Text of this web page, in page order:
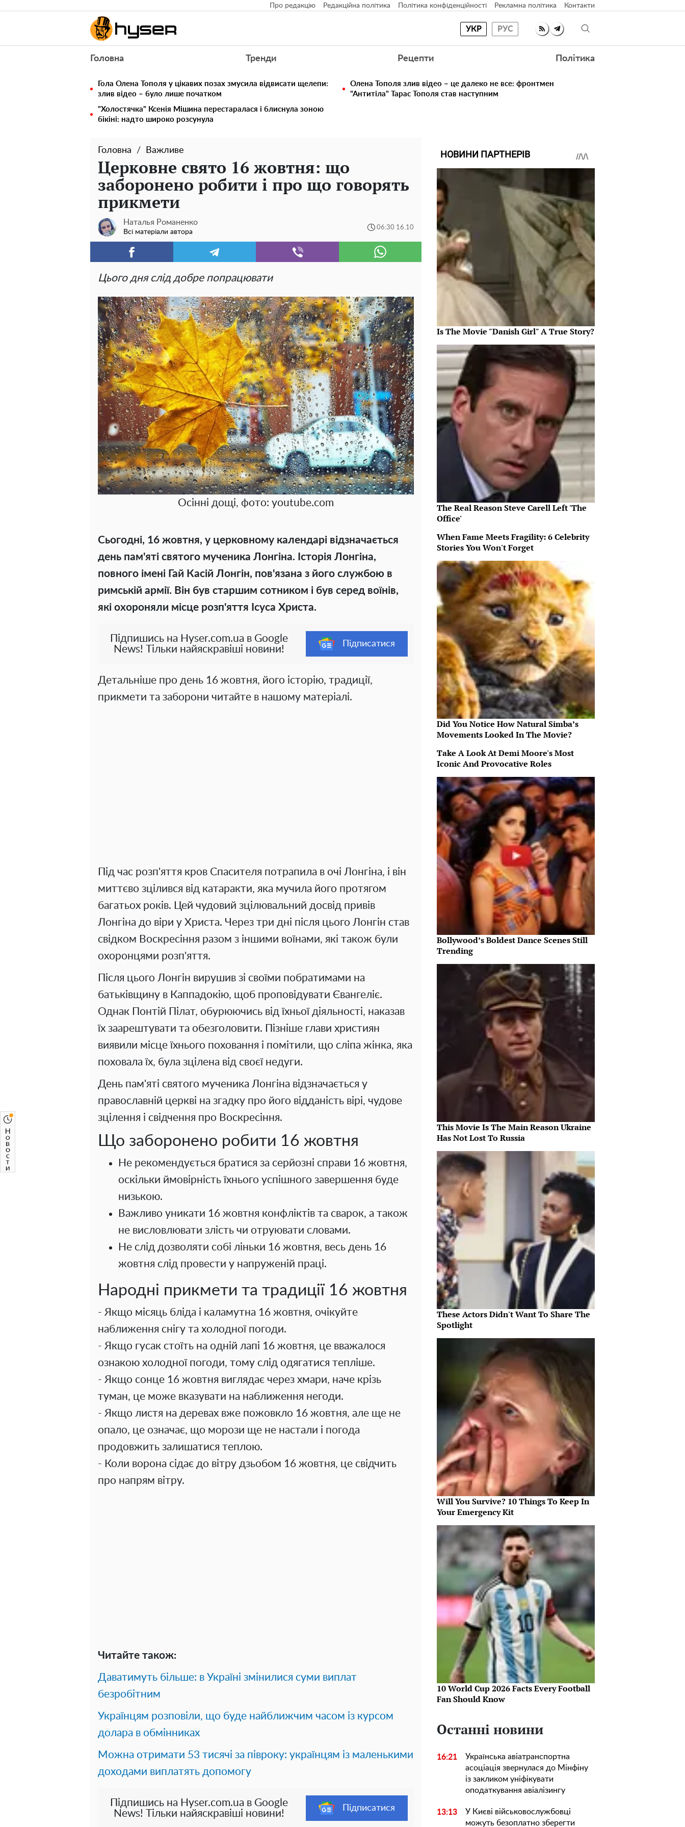
Про редакцію Редакційна політика Політика конфіденційності Рекламна політика Контакти
УКР РУС
Головна Тренди Рецепти Політика
Гола Олена Тополя у цікавих позах змусила відвисати щелепи:
злив відео – було лише початком
Олена Тополя злив відео – це далеко не все: фронтмен
"Антитіла" Тарас Тополя став наступним
"Холостячка" Ксенія Мішина перестаралася і блиснула зоною
бікіні: надто широко розсунула
Головна Важливе
Церковне свято 16 жовтня: що
заборонено робити і про що говорять
прикмети
Наталья Романенко
Всі матеріали автора
06:30 16.10
Цього дня слід добре попрацювати
Осінні дощі, фото: youtube.com
Сьогодні, 16 жовтня, у церковному календарі відзначається
день пам'яті святого мученика Лонгіна. Історія Лонгіна,
повного імені Гай Касій Лонгін, пов'язана з його службою в
римській армії. Він був старшим сотником і був серед воїнів,
які охороняли місце розп'яття Ісуса Христа.
Підпишись на Hyser.com.ua в Google
News! Тільки найяскравіші новини!
Підписатися
Детальніше про день 16 жовтня, його історію, традиції,
прикмети та заборони читайте в нашому матеріалі.
Під час розп'яття кров Спасителя потрапила в очі Лонгіна, і він
миттєво зцілився від катаракти, яка мучила його протягом
багатьох років. Цей чудовий зцілювальний досвід привів
Лонгіна до віри у Христа. Через три дні після цього Лонгін став
свідком Воскресіння разом з іншими воїнами, які також були
охоронцями розп'яття.
Після цього Лонгін вирушив зі своїми побратимами на
батьківщину в Каппадокію, щоб проповідувати Євангеліє.
Однак Понтій Пілат, обурюючись від їхньої діяльності, наказав
їх заарештувати та обезголовити. Пізніше глави християн
виявили місце їхнього поховання і помітили, що сліпа жінка, яка
поховала їх, була зцілена від своєї недуги.
День пам'яті святого мученика Лонгіна відзначається у
православній церкві на згадку про його відданість вірі, чудове
зцілення і свідчення про Воскресіння.
Що заборонено робити 16 жовтня
Не рекомендується братися за серйозні справи 16 жовтня,
оскільки ймовірність їхнього успішного завершення буде
низькою.
Важливо уникати 16 жовтня конфліктів та сварок, а також
не висловлювати злість чи отруювати словами.
Не слід дозволяти собі ліньки 16 жовтня, весь день 16
жовтня слід провести у напруженій праці.
Народні прикмети та традиції 16 жовтня
- Якщо місяць бліда і каламутна 16 жовтня, очікуйте
наближення снігу та холодної погоди.
- Якщо гусак стоїть на одній лапі 16 жовтня, це вважалося
ознакою холодної погоди, тому слід одягатися тепліше.
- Якщо сонце 16 жовтня виглядає через хмари, наче крізь
туман, це може вказувати на наближення негоди.
- Якщо листя на деревах вже пожовкло 16 жовтня, але ще не
опало, це означає, що морози ще не настали і погода
продовжить залишатися теплою.
- Коли ворона сідає до вітру дзьобом 16 жовтня, це свідчить
про напрям вітру.
Читайте також:
Даватимуть більше: в Україні змінилися суми виплат
безробітним
Українцям розповіли, що буде найближчим часом із курсом
долара в обмінниках
Можна отримати 53 тисячі за півроку: українцям із маленькими
доходами виплатять допомогу
Підпишись на Hyser.com.ua в Google
News! Тільки найяскравіші новини!
Підписатися
НОВИНИ ПАРТНЕРІВ
Is The Movie "Danish Girl" A True Story?
The Real Reason Steve Carell Left 'The
Office'
When Fame Meets Fragility: 6 Celebrity
Stories You Won't Forget
Did You Notice How Natural Simba’s
Movements Looked In The Movie?
Take A Look At Demi Moore's Most
Iconic And Provocative Roles
Bollywood’s Boldest Dance Scenes Still
Trending
This Movie Is The Main Reason Ukraine
Has Not Lost To Russia
These Actors Didn't Want To Share The
Spotlight
Will You Survive? 10 Things To Keep In
Your Emergency Kit
10 World Cup 2026 Facts Every Football
Fan Should Know
Останні новини
16:21
Українська авіатранспортна
асоціація звернулася до Мінфіну
із закликом уніфікувати
оподаткування авіалізингу
13:13
У Києві військовослужбовці
можуть безоплатно зберегти